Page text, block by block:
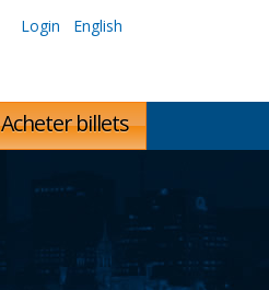
Login English
Acheter billets